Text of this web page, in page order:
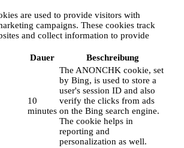
are used to provide visitors with
campaigns. These cookies track
and collect information to provide
Dauer Beschreibung
10
minutes
The ANONCHK cookie, set
by Bing, is used to store a
user's session ID and also
verify the clicks from ads
on the Bing search engine.
The cookie helps in
reporting and
personalization as well.